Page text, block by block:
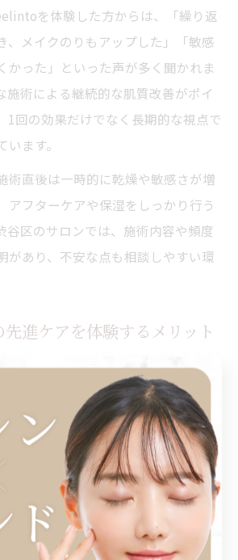
を体験した方からは、「繰り返
、メイクのりもアップした」「敏感
かった」といった声が多く聞かれま
施術による継続的な肌質改善がポイ
1回の効果だけでなく長期的な視点で
ます。
術直後は一時的に乾燥や敏感さが増
アフターケアや保湿をしっかり行う
谷区のサロンでは、施術内容や頻度
があり、不安な点も相談しやすい環
進ケアを体験するメリット
クリスティーナやHyPeelintoなどの
は、自己流のスキンケアに限界を感
新たな選択肢となります。専門家に
を通じて、個々の肌状態やライフス
術を受けられる点が大きなメリット
般的な洗顔や市販のケア用品では届
までアプローチできるため、根本的